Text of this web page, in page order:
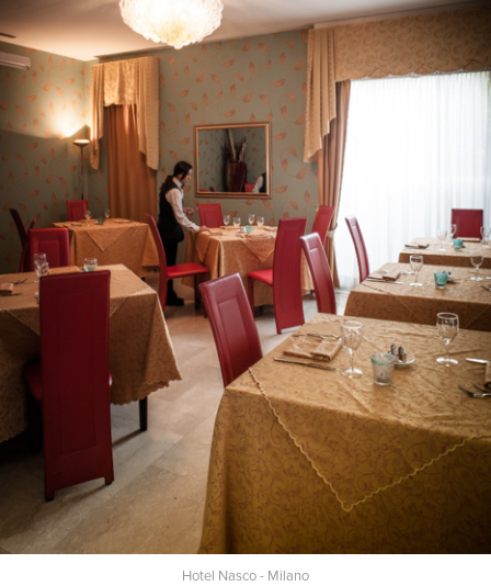
Hotel Nasco - Milano